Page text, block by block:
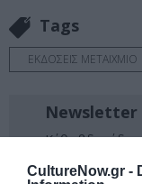
CultureNow.gr -
Tags
ΕΚΔΟΣΕΙΣ ΜΕΤΑΙΧΜΙΟ
Newsletter
Κάθε βδομάδα